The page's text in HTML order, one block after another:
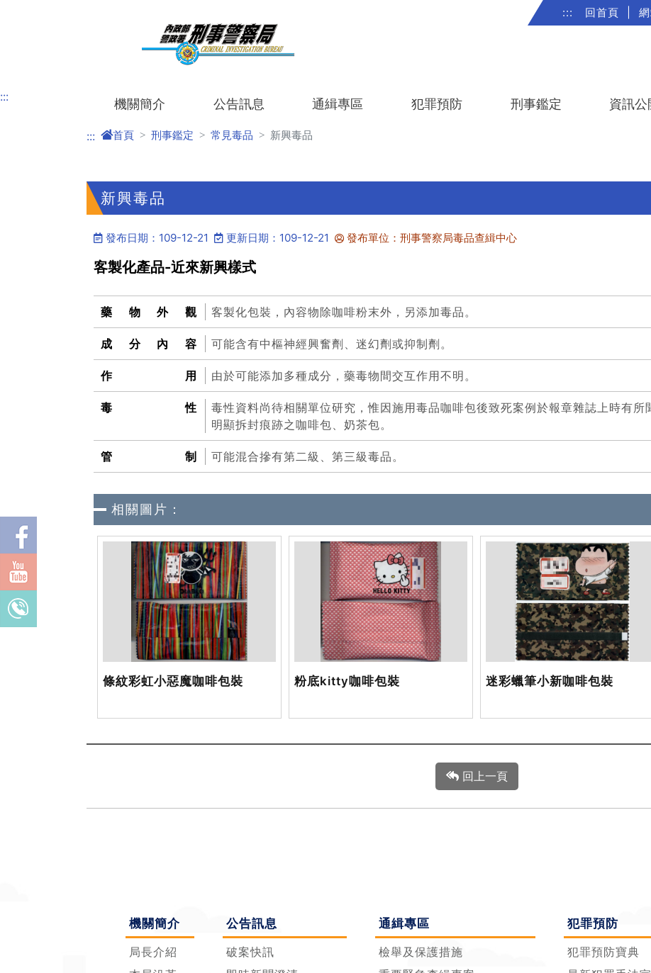
::: 回首頁
::: 機關簡介 公告訊息 通緝專區 犯罪預防 刑事鑑定 資訊公
::: 首頁 刑事鑑定 常見毒品 新興毒品
新興毒品
發布日期：109-12-21 更新日期：109-12-21 發布單位：刑事警察局毒品查緝中心
客製化產品-近來新興樣式
藥物外觀 客製化包裝，內容物除咖啡粉末外，另添加毒品。
成分內容 可能含有中樞神經興奮劑、迷幻劑或抑制劑。
作用 由於可能添加多種成分，藥毒物間交互作用不明。
毒性
毒性資料尚待相關單位研究，惟因施用毒品咖啡包後致死案例於報章雜誌上時有
明顯拆封痕跡之咖啡包、奶茶包。
管制 可能混合摻有第二級、第三級毒品。
相關圖片：
條紋彩虹小惡魔咖啡包裝 粉底kitty咖啡包裝 迷彩蠟筆小新咖啡包裝
回上一頁
機關簡介
局長介紹
公告訊息
破案快訊
通緝專區
檢舉及保護措施
犯罪預防
犯罪預防寶典